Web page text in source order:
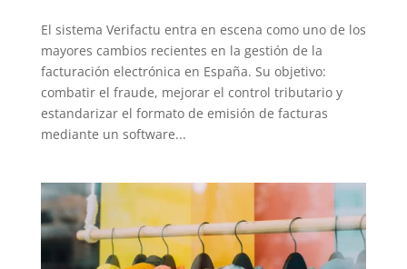
El sistema Verifactu entra en escena como uno de los
mayores cambios recientes en la gestión de la
facturación electrónica en España. Su objetivo:
combatir el fraude, mejorar el control tributario y
estandarizar el formato de emisión de facturas
mediante un software...